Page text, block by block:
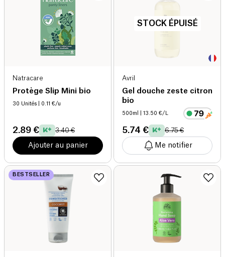
Natracare
Protège Slip Mini bio
30 Unités | 0.11 €/u
2.89 € 3.40 €
Ajouter au panier
STOCK ÉPUISÉ
Avril
Gel douche zeste citron
bio
500ml | 13.50 €/L
5.74 € 6.75 €
Me notifier
BESTSELLER